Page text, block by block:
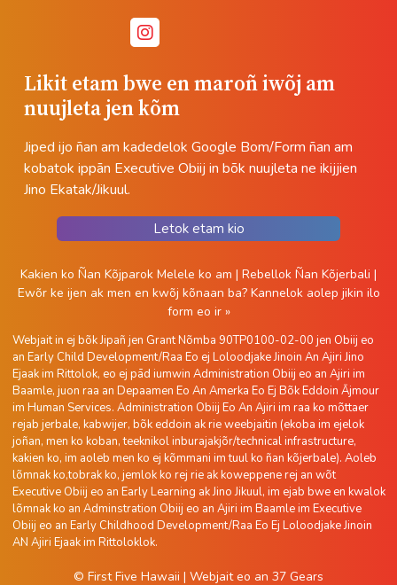
Likit etam bwe en maroñ iwõj am
nuujleta jen kõm
Jiped ijo ñan am kadedelok Google Bom/Form ñan am
kobatok ippān Executive Obiij in bõk nuujleta ne ikijjien
Jino Ekatak/Jikuul.
Letok etam kio
Kakien ko Ñan Kõjparok Melele ko am | Rebellok Ñan Kõjerbali |
Ewõr ke ijen ak men en kwõj kõnaan ba? Kannelok aolep jikin ilo
form eo ir »
Webjait in ej bõk Jipañ jen Grant Nõmba 90TP0100-02-00 jen Obiij eo
an Early Child Development/Raa Eo ej Loloodjake Jinoin An Ajiri Jino
Ejaak im Rittolok, eo ej pād iumwin Administration Obiij eo an Ajiri im
Baamle, juon raa an Depaamen Eo An Amerka Eo Ej Bõk Eddoin Ājmour
im Human Services. Administration Obiij Eo An Ajiri im raa ko mõttaer
rejab jerbale, kabwijer, bõk eddoin ak rie weebjaitin (ekoba im ejelok
joñan, men ko koban, teeknikol inburajakjõr/technical infrastructure,
kakien ko, im aoleb men ko ej kõmmani im tuul ko ñan kõjerbale). Aoleb
lõmnak ko,tobrak ko, jemlok ko rej rie ak koweppene rej an wõt
Executive Obiij eo an Early Learning ak Jino Jikuul, im ejab bwe en kwalok
lõmnak ko an Adminstration Obiij eo an Ajiri im Baamle im Executive
Obiij eo an Early Childhood Development/Raa Eo Ej Loloodjake Jinoin
AN Ajiri Ejaak im Rittoloklok.
© First Five Hawaii | Webjait eo an 37 Gears